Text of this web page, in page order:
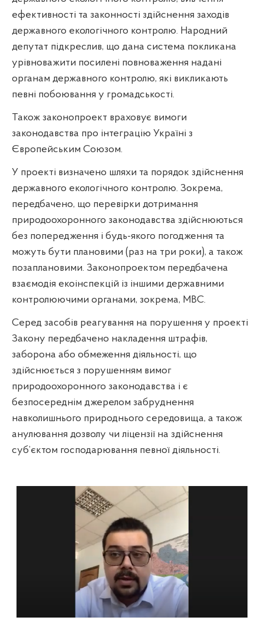
ефективності та законності здійснення заходів
державного екологічного контролю. Народний
депутат підкреслив, що дана система покликана
урівноважити посилені повноваження надані
органам державного контролю, які викликають
певні побоювання у громадськості.
Також законопроект враховує вимоги
законодавства про інтеграцію Україні з
Європейським Союзом.
У проекті визначено шляхи та порядок здійснення
державного екологічного контролю. Зокрема,
передбачено, що перевірки дотримання
природоохоронного законодавства здійснюються
без попередження і будь-якого погодження та
можуть бути плановими (раз на три роки), а також
позаплановими. Законопроектом передбачена
взаємодія екоінспекцій із іншими державними
контролюючими органами, зокрема, МВС.
Серед засобів реагування на порушення у проекті
Закону передбачено накладення штрафів,
заборона або обмеження діяльності, що
здійснюється з порушенням вимог
природоохоронного законодавства і є
безпосереднім джерелом забруднення
навколишнього природнього середовища, а також
анулювання дозволу чи ліцензії на здійснення
суб’єктом господарювання певної діяльності.